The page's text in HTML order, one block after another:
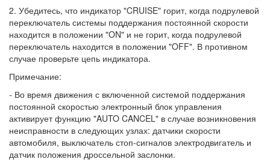
2. Убедитесь, что индикатор "CRUISE" горит, когда подрулевой
переключатель системы поддержания постоянной скорости
находится в положении "ON" и не горит, когда подрулевой
переключатель находится в положении "OFF". В противном
случае проверьте цепь индикатора.
Примечание:
- Во время движения с включенной системой поддержания
постоянной скоростью электронный блок управления
активирует функцию "AUTO CANCEL" в случае возникновения
неисправности в следующих узлах: датчики скорости
автомобиля, выключатель стоп-сигналов электродвигатель и
датчик положения дроссельной заслонки.